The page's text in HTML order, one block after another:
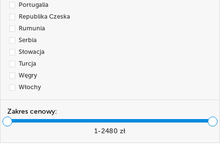
Portugalia
Republika Czeska
Rumunia
Serbia
Słowacja
Turcja
Węgry
Włochy
Zakres cenowy:
1-2480 zł